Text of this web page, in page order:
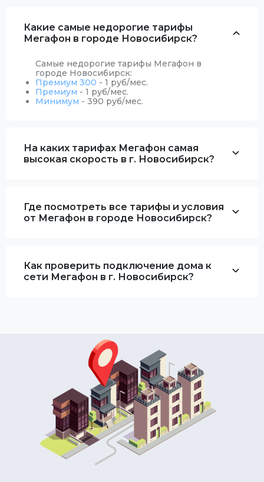
Какие самые недорогие тарифы
Мегафон в городе Новосибирск?
Самые недорогие тарифы Мегафон в
городе Новосибирск:
Премиум 300 - 1 руб/мес.
Премиум - 1 руб/мес.
Минимум - 390 руб/мес.
На каких тарифах Мегафон самая
высокая скорость в г. Новосибирск?
Где посмотреть все тарифы и условия
от Мегафон в городе Новосибирск?
Как проверить подключение дома к
сети Мегафон в г. Новосибирск?